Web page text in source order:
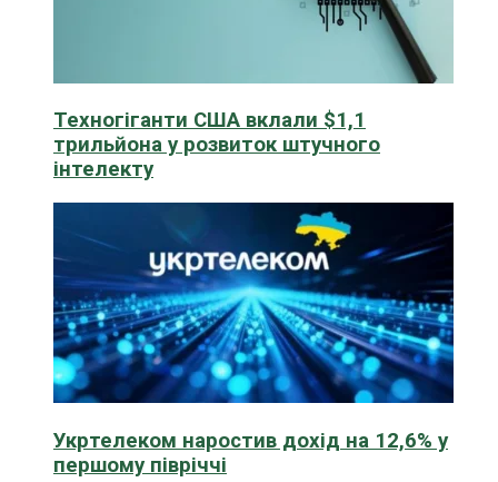
Техногіганти США вклали $1,1
трильйона у розвиток штучного
інтелекту
Укртелеком наростив дохід на 12,6% у
першому півріччі